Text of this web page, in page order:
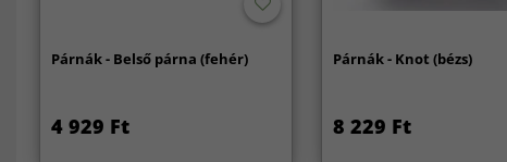
Párnák - Belső párna (fehér)
4 929 Ft
Párnák - Knot (bézs)
8 229 Ft